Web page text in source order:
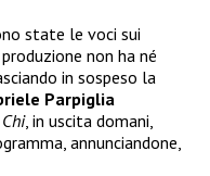
state le voci sui
non ha né
in sospeso la
Parpiglia
Chi, in uscita domani,
annunciandone,